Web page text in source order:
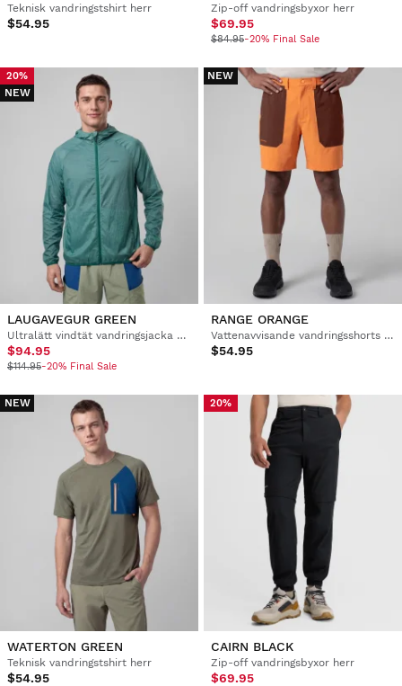
Teknisk vandringstshirt herr
$54.95
Zip-off vandringsbyxor herr
$69.95
$84.95-20% Final Sale
20%
NEW
LAUGAVEGUR GREEN
Ultralätt vindtät vandringsjacka herr
$94.95
$114.95-20% Final Sale
NEW
RANGE ORANGE
Vattenavvisande vandringsshorts herr
$54.95
NEW
WATERTON GREEN
Teknisk vandringstshirt herr
$54.95
20%
CAIRN BLACK
Zip-off vandringsbyxor herr
$69.95